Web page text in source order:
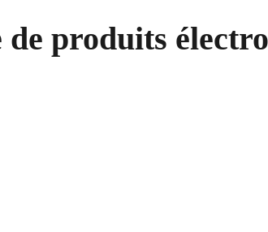
produits